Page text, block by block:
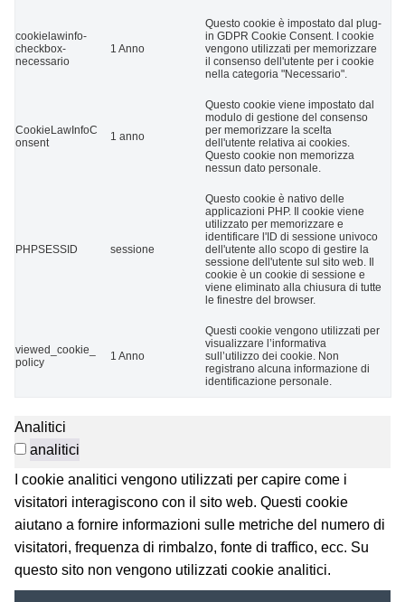
cookielawinfo-
checkbox-
necessario
1 Anno
Questo cookie è impostato dal plug-
in GDPR Cookie Consent. I cookie
vengono utilizzati per memorizzare
il consenso dell'utente per i cookie
nella categoria "Necessario".
CookieLawInfoC
onsent
1 anno
Questo cookie viene impostato dal
modulo di gestione del consenso
per memorizzare la scelta
dell'utente relativa ai cookies.
Questo cookie non memorizza
nessun dato personale.
PHPSESSID sessione
Questo cookie è nativo delle
applicazioni PHP. Il cookie viene
utilizzato per memorizzare e
identificare l'ID di sessione univoco
dell'utente allo scopo di gestire la
sessione dell'utente sul sito web. Il
cookie è un cookie di sessione e
viene eliminato alla chiusura di tutte
le finestre del browser.
viewed_cookie_
policy
1 Anno
Questi cookie vengono utilizzati per
visualizzare l’informativa
sull’utilizzo dei cookie. Non
registrano alcuna informazione di
identificazione personale.
Analitici
analitici
I cookie analitici vengono utilizzati per capire come i
visitatori interagiscono con il sito web. Questi cookie
aiutano a fornire informazioni sulle metriche del numero di
visitatori, frequenza di rimbalzo, fonte di traffico, ecc. Su
questo sito non vengono utilizzati cookie analitici.